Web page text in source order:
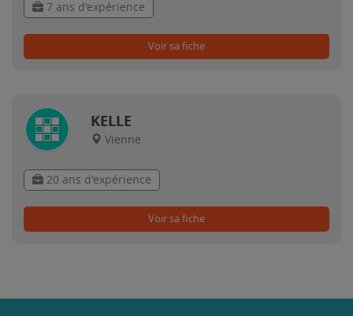
7 ans d'expérience
Voir sa fiche
KELLE
Vienne
20 ans d'expérience
Voir sa fiche